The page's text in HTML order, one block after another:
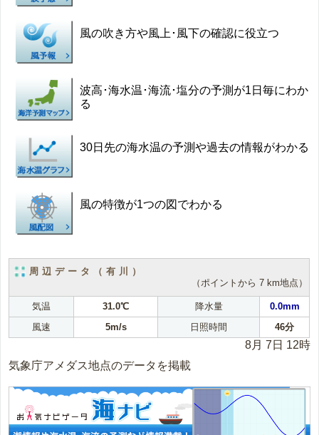
風の吹き方や風上･風下の確認に役立つ
波高･海水温･海流･塩分の予測が1日毎にわか
る
30日先の海水温の予測や過去の情報がわかる
風の特徴が1つの図でわかる
周辺データ（有川）
（ポイントから 7 km地点）
気温 31.0℃ 降水量
0.0mm
風速
5m/s 日照時間 46分
8月 7日 12時
気象庁アメダス地点のデータを掲載